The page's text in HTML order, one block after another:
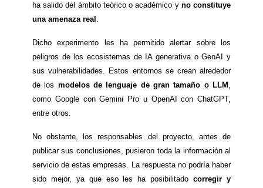
ha salido del ámbito teórico o académico y no constituye
una amenaza real .
Dicho experimento les ha permitido alertar sobre los
peligros de los ecosistemas de IA generativa o GenAI y
sus vulnerabilidades. Estos entornos se crean alrededor
de los modelos de lenguaje de gran tamaño o LLM ,
como Google con Gemini Pro u OpenAI con ChatGPT,
entre otros.
No obstante, los responsables del proyecto, antes de
publicar sus conclusiones, pusieron toda la información al
servicio de estas empresas. La respuesta no podría haber
sido mejor, ya que eso les ha posibilitadocorregir y